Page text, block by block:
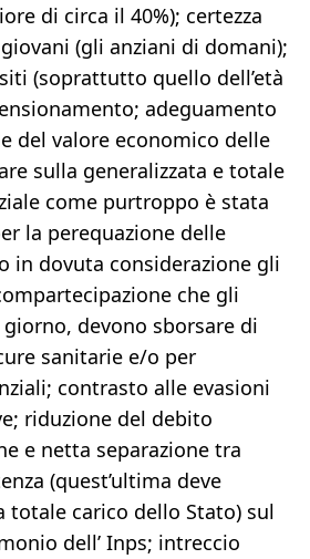
di circa il 40%); certezza
(gli anziani di domani);
(soprattutto quello dell’età
adeguamento
del valore economico delle
sulla generalizzata e totale
come purtroppo è stata
la perequazione delle
in dovuta considerazione gli
che gli
devono sborsare di
sanitarie e/o per
contrasto alle evasioni
riduzione del debito
e netta separazione tra
(quest’ultima deve
totale carico dello Stato) sul
dell’ Inps; intreccio